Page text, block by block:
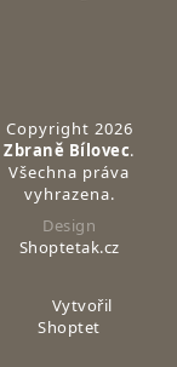
Copyright 2026
Zbraně Bílovec.
Všechna práva
vyhrazena.
Design
Shoptetak.cz
Vytvořil
Shoptet